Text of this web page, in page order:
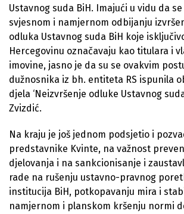
Ustavnog suda BiH. Imajući u vidu da
svjesnom i namjernom odbijanju
odluka Ustavnog suda BiH koje
Hercegovinu označavaju kao titulara i
imovine, jasno je da su se ovakvim
dužnosnika iz bh. entiteta RS ispunila
djela ‘Neizvršenje odluke Ustavnog suda
Zvizdić.
Na kraju je još jednom podsjetio i
predstavnike Kvinte, na važnost
djelovanja i na sankcionisanje i
rade na rušenju ustavno-pravnog
institucija BiH, potkopavanju mira i
namjernom i planskom kršenju normi